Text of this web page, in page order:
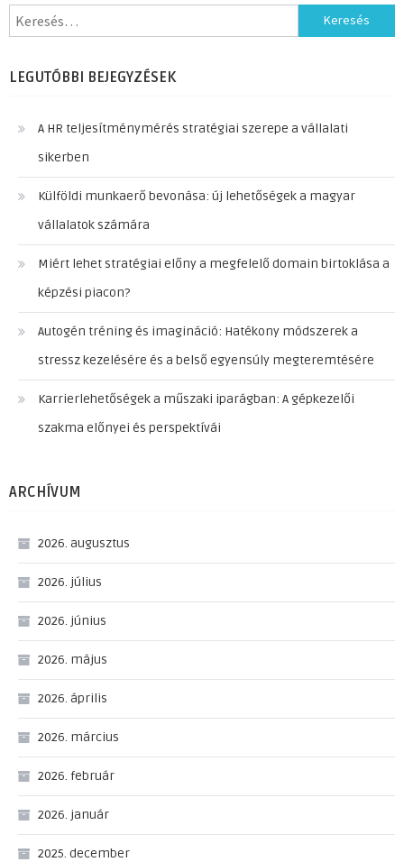
Keresés:
LEGUTÓBBI BEJEGYZÉSEK
A HR teljesítménymérés stratégiai szerepe a vállalati
sikerben
Külföldi munkaerő bevonása: új lehetőségek a magyar
vállalatok számára
Miért lehet stratégiai előny a megfelelő domain birtoklása a
képzési piacon?
Autogén tréning és imagináció: Hatékony módszerek a
stressz kezelésére és a belső egyensúly megteremtésére
Karrierlehetőségek a műszaki iparágban: A gépkezelői
szakma előnyei és perspektívái
ARCHÍVUM
2026. augusztus
2026. július
2026. június
2026. május
2026. április
2026. március
2026. február
2026. január
2025. december